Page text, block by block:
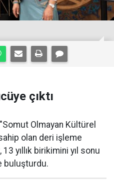
çıktı
Olmayan Kültürel
sahip olan deri işleme
yıllık birikimini yıl sonu
buluşturdu.